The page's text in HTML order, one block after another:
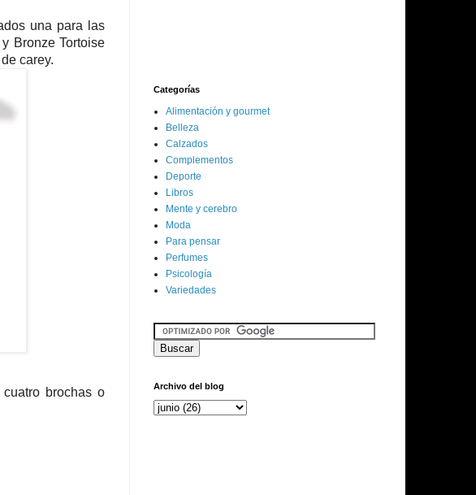
una para las
Bronze Tortoise
carey.
brochas o
Categorías
Alimentación y gourmet
Belleza
Calzados
Complementos
Deporte
Libros
Mente y cerebro
Moda
Para pensar
Perfumes
Psicología
Variedades
Archivo del blog